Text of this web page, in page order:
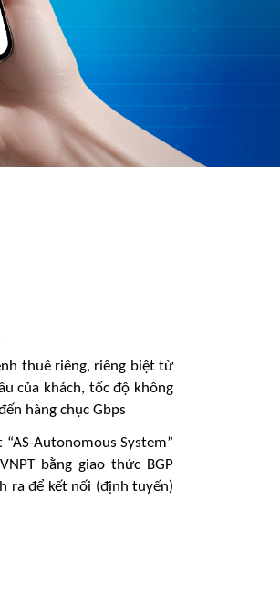
thuê riêng, riêng biệt từ
của khách, tốc độ không
hàng chục Gbps
Autonomous System”
bằng giao thức BGP
ra để kết nối (định tuyến)